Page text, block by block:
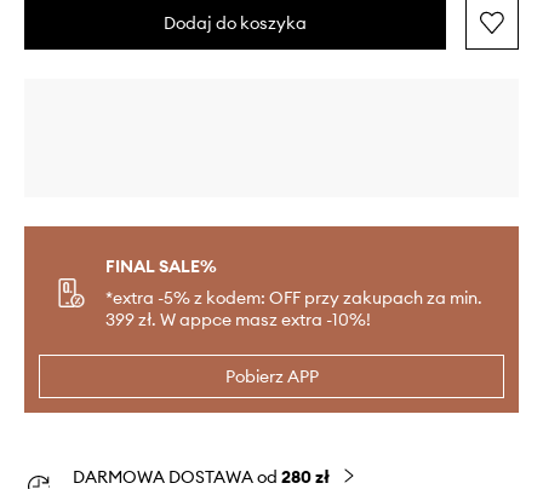
Dodaj do koszyka
FINAL SALE%
*extra -5% z kodem: OFF przy zakupach za min.
399 zł. W appce masz extra -10%!
Pobierz APP
DARMOWA DOSTAWA od 280 zł